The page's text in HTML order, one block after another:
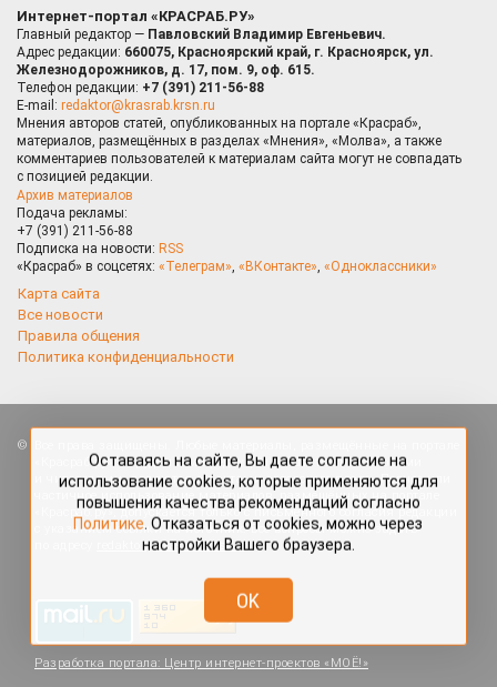
Интернет-портал «КРАСРАБ.РУ»
Главный редактор — Павловский Владимир Евгеньевич.
Адрес редакции: 660075, Красноярский край, г. Красноярск, ул.
Железнодорожников, д. 17, пом. 9, оф. 615.
Телефон редакции: +7 (391) 211-56-88
E-mail: redaktor@krasrab.krsn.ru
Мнения авторов статей, опубликованных на портале «Красраб»,
материалов, размещённых в разделах «Мнения», «Молва», а также
комментариев пользователей к материалам сайта могут не совпадать
с позицией редакции.
Архив материалов
Подача рекламы:
+7 (391) 211-56-88
Подписка на новости: RSS
«Красраб» в соцсетях: «Телеграм», «ВКонтакте», «Одноклассники»
Карта сайта
Все новости
Правила общения
Политика конфиденциальности
«Красраб.ру» сотрудниками редакции, нештатными авторами
и читателями, являются объектами авторского права. Полное или
частичное использование материалов, размещённых на портале
«Красраб.ру», допускается только с письменного согласия редакции
с указанием ссылки на источник. Все вопросы можно задать
redaktor@krasrab.krsn.ru.
Разработка портала: Центр интернет-проектов «МОЁ!»
Оставаясь на сайте, Вы даете согласие на
использование cookies, которые применяются для
повышения качества рекомендаций согласно
Политике. Отказаться от cookies, можно через
настройки Вашего браузера.